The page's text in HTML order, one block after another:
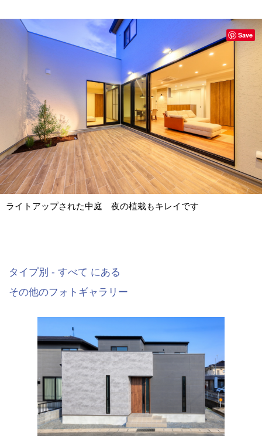
ライトアップされた中庭 夜の植栽もキレイです
Save
タイプ別 - すべて にある
その他のフォトギャラリー